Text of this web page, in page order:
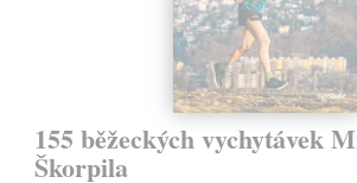
155 běžeckých vychytávek
Škorpila